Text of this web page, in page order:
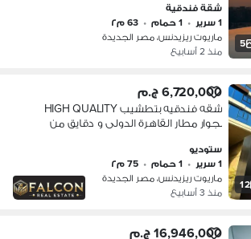
5
شقة فندقية
1 سرير
• 1 حمام • 63 م٢
ماريوت ريزيدنس، مصر الجديدة
منذ 2 أسابيع
12
6,720,000 ج.م
شقه فندقيه بتطشيب HIGH QUALITY
بجوار مطار القاهرة الدولى و دقايق من
ريزيدنس Marriott Residence
ستوديو
1 سرير
• 1 حمام • 75 م٢
ماريوت ريزيدنس، مصر الجديدة
منذ 3 أسابيع
16,946,000 ج.م